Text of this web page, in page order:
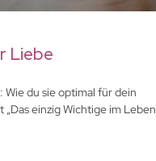
Liebe
Wie du sie optimal für dein
einzig Wichtige im Leben